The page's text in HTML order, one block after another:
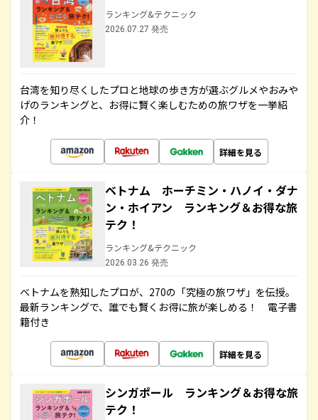
ランキング&テクニック
2026.07.27 発売
台湾を知り尽くしたプロと地球の歩き方が選ぶグルメやおみや
げのランキングと、お得に賢く楽しむための旅ワザを一挙紹
介！
詳細を見る
ベトナム ホーチミン・ハノイ・ダナ
ン・ホイアン ランキング＆お得な旅
テク！
ランキング&テクニック
2026.03.26 発売
ベトナムを熟知したプロが、270の「究極の旅ワザ」を伝授。
最新ランキングで、誰でも賢くお得に旅が楽しめる！ 電子書
籍付き
詳細を見る
シンガポール ランキング＆お得な旅
テク！